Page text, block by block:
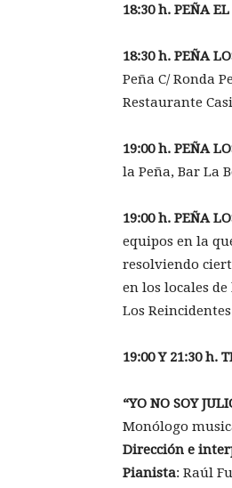
18:30 h. PEÑA EL
18:30 h. PEÑA
Peña C/ Ronda
Restaurante
19:00 h. PEÑA
la Peña, Bar La
19:00 h. PEÑA
equipos en la
resolviendo
en los locales
Los
19:00 Y 21:30 h.
“YO NO SOY
Monólogo
Dirección e
Pianista: Raúl